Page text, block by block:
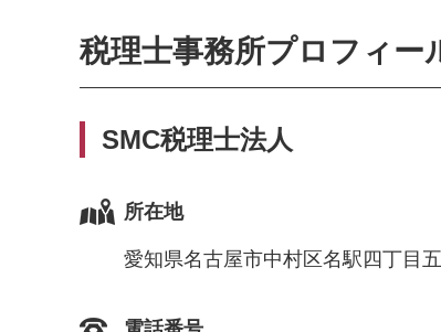
税理士事務所プロフィー
SMC税理士法人
所在地
愛知県名古屋市中村区名駅四丁目